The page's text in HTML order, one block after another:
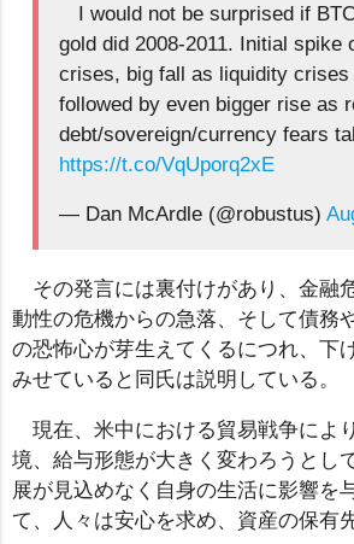
I would not be surprised if
gold did 2008-2011. Initial spike
crises, big fall as liquidity
followed by even bigger rise as
debt/sovereign/currency fears
https://t.co/VqUporq2xE
— Dan McArdle (@robustus)
その発言には裏付けがあり、金融
動性の危機からの急落、そして債務
の恐怖心が芽生えてくるにつれ、下
みせていると同氏は説明している。
現在、米中における貿易戦争によ
境、給与形態が大きく変わろうとし
展が見込めなく自身の生活に影響を
て、人々は安心を求め、資産の保有